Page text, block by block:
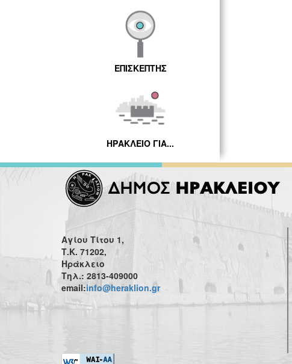
ΕΠΙΣΚΕΠΤΗΣ
ΗΡΑΚΛΕΙΟ ΓΙΑ...
Αγίου Τίτου 1,
Τ.Κ. 71202,
Ηράκλειο
Τηλ.: 2813-409000
email:info@heraklion.gr